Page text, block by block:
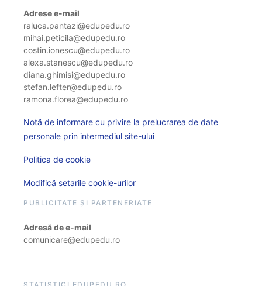
Adrese e-mail
raluca.pantazi@edupedu.ro
mihai.peticila@edupedu.ro
costin.ionescu@edupedu.ro
alexa.stanescu@edupedu.ro
diana.ghimisi@edupedu.ro
stefan.lefter@edupedu.ro
ramona.florea@edupedu.ro
Notă de informare cu privire la prelucrarea de date
personale prin intermediul site-ului
Politica de cookie
Modifică setarile cookie-urilor
PUBLICITATE ȘI PARTENERIATE
Adresă de e-mail
comunicare@edupedu.ro